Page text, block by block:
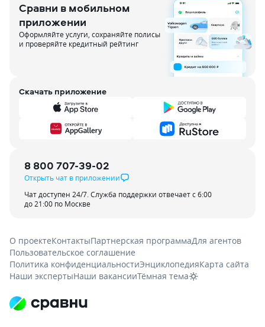
Сравни в мобильном
приложении
Оформляйте услуги, сохраняйте полисы
и проверяйте кредитный рейтинг
Скачать приложение
8 800 707-39-02
Открыть чат в приложении
Чат доступен 24/7. Служба поддержки отвечает с 6:00
до 21:00 по Москве
О проектеКонтактыПартнерская программаДля агентов
Пользовательское соглашение
Политика конфиденциальностиЭнциклопедияКарта сайта
Наши экспертыНаши вакансииТёмная тема